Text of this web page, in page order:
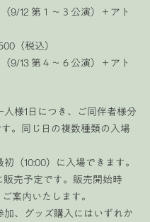
9/12 第１～３公演）＋アト
（税込）
9/13 第４～６公演）＋アト
様1日につき、ご同伴者様分
。同じ日の複数種類の入場
（10:00）に入場できます。
販売予定です。販売開始時
案内いたします。
加、グッズ購入にはいずれか